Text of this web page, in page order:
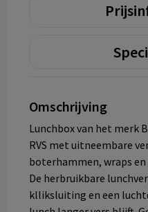
Omschrijving
Lunchbox van het merk
RVS met uitneembare
boterhammen, wraps
De herbruikbare
klliksluiting en een